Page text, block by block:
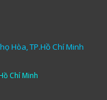
Hòa, TP.Hồ Chí Minh
Chí Minh